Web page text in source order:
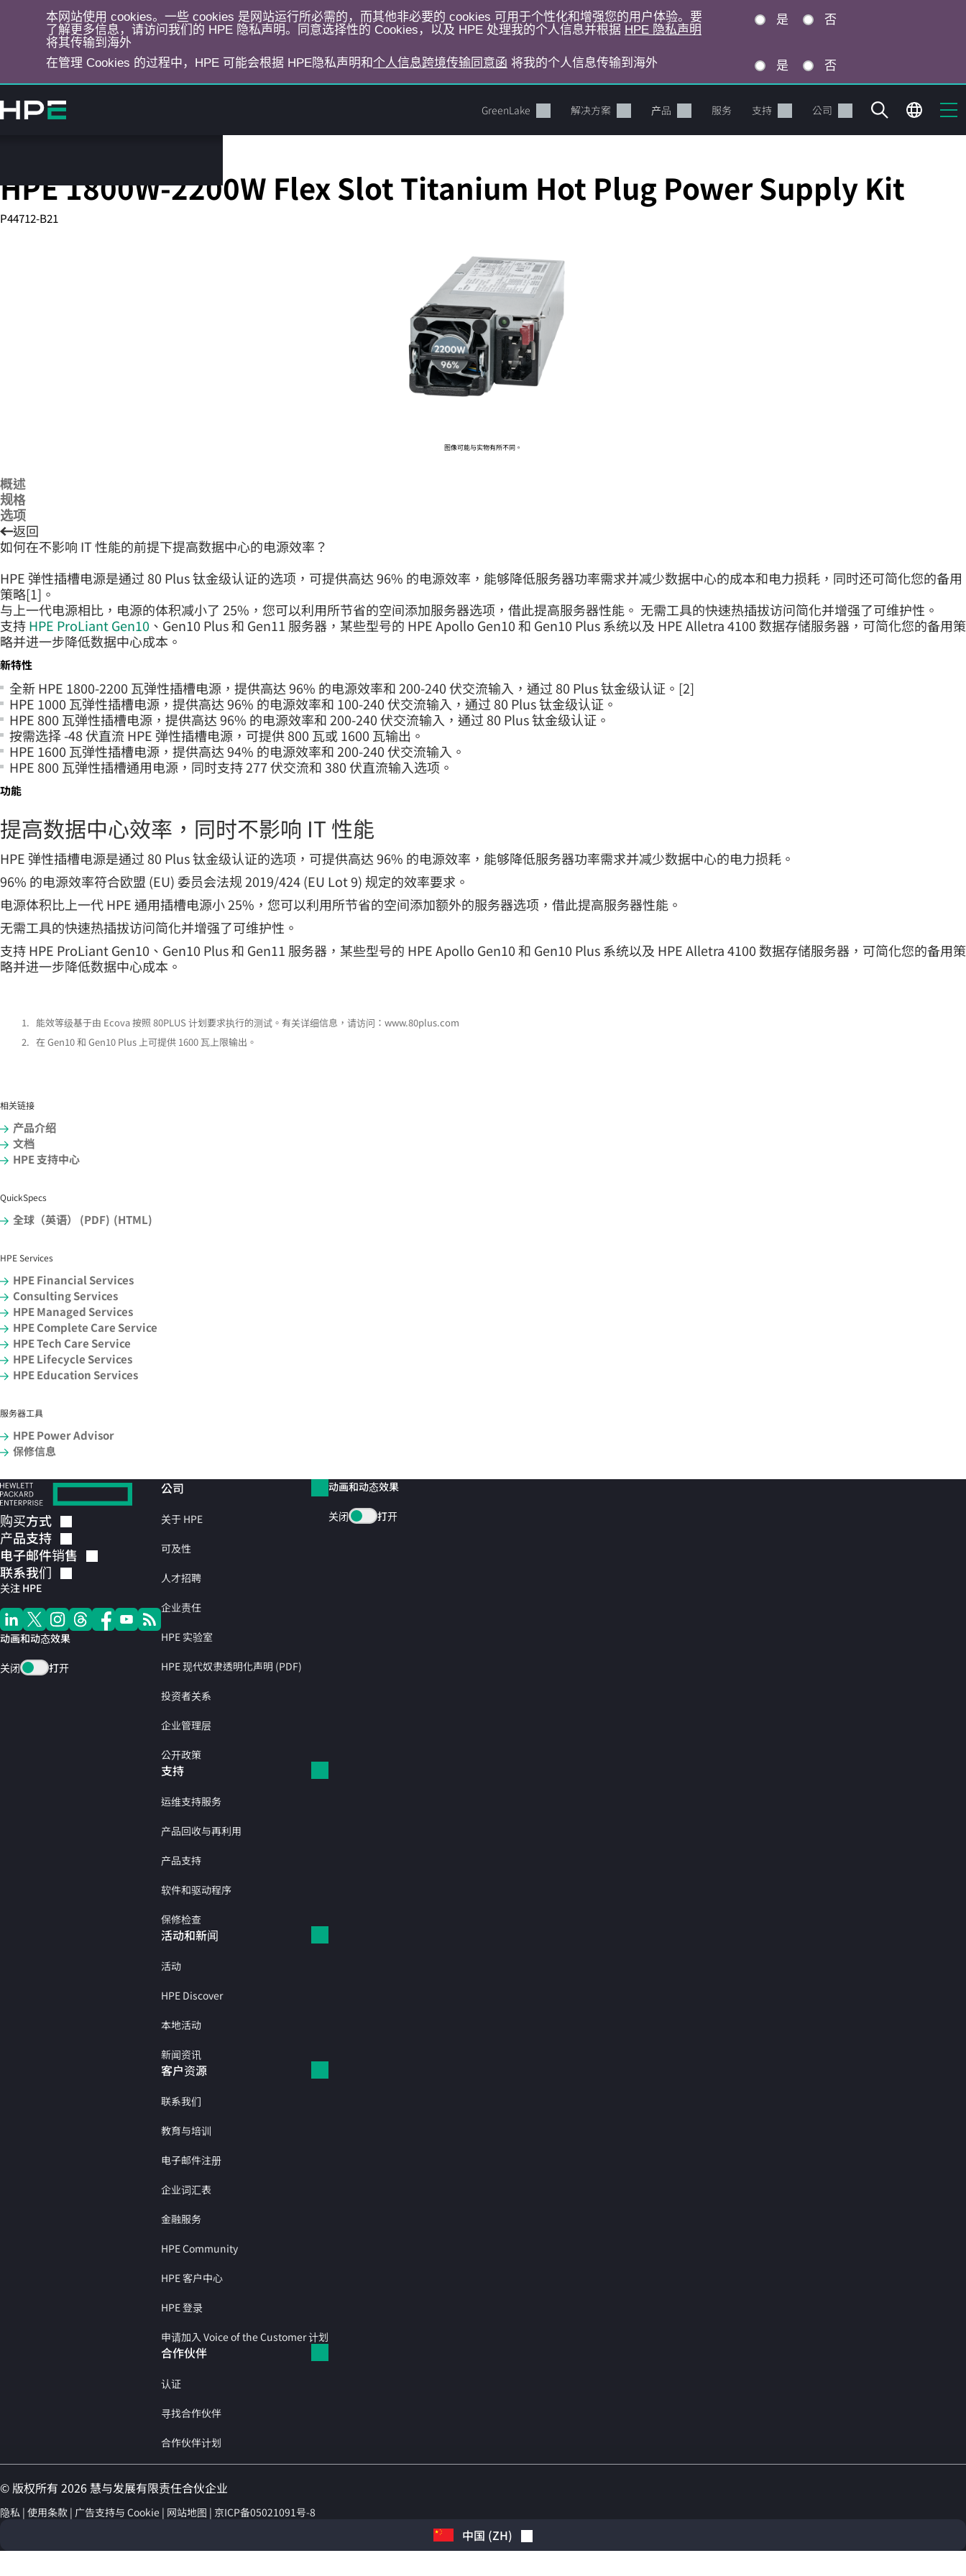
本网站使用 cookies。一些 cookies 是网站运行所必需的，而其他非必要的 cookies 可用于个性化和增强您的用户体验。要
了解更多信息，请访问我们的 HPE 隐私声明。同意选择性的 Cookies，以及 HPE 处理我的个人信息并根据 HPE 隐私声明
将其传输到海外
是 否
在管理 Cookies 的过程中，HPE 可能会根据 HPE隐私声明和 个人信息跨境传输同意函 将我的个人信息传输到海外 是 否
转
到
GreenLake 解决方案 产品 服务 支持 公司
您的购物车目前是空的
前往 HPE 商店浏览、配置和订购。
立即购买
HPE 1800W-2200W Flex Slot Titanium Hot Plug Power Supply Kit
P44712-B21
图像可能与实物有所不同。
概述
规格
选项
返回
如何在不影响 IT 性能的前提下提高数据中心的电源效率？
HPE 弹性插槽电源是通过 80 Plus 钛金级认证的选项，可提供高达 96% 的电源效率，能够降低服务器功率需求并减少数据中心的成本和电力损耗，同时还可简化您的备用
策略[1]。
与上一代电源相比，电源的体积减小了 25%，您可以利用所节省的空间添加服务器选项，借此提高服务器性能。 无需工具的快速热插拔访问简化并增强了可维护性。
支持HPE ProLiant Gen10 、Gen10 Plus 和 Gen11 服务器，某些型号的 HPE Apollo Gen10 和 Gen10 Plus 系统以及 HPE Alletra 4100 数据存储服务器，可简化您的备用策
略并进一步降低数据中心成本。
新特性
全新 HPE 1800-2200 瓦弹性插槽电源，提供高达 96% 的电源效率和 200-240 伏交流输入，通过 80 Plus 钛金级认证。[2]
HPE 1000 瓦弹性插槽电源，提供高达 96% 的电源效率和 100-240 伏交流输入，通过 80 Plus 钛金级认证。
HPE 800 瓦弹性插槽电源，提供高达 96% 的电源效率和 200-240 伏交流输入，通过 80 Plus 钛金级认证。
按需选择 -48 伏直流 HPE 弹性插槽电源，可提供 800 瓦或 1600 瓦输出。
HPE 1600 瓦弹性插槽电源，提供高达 94% 的电源效率和 200-240 伏交流输入。
HPE 800 瓦弹性插槽通用电源，同时支持 277 伏交流和 380 伏直流输入选项。
功能
提高数据中心效率，同时不影响 IT 性能
HPE 弹性插槽电源是通过 80 Plus 钛金级认证的选项，可提供高达 96% 的电源效率，能够降低服务器功率需求并减少数据中心的电力损耗。
96% 的电源效率符合欧盟 (EU) 委员会法规 2019/424 (EU Lot 9) 规定的效率要求。
电源体积比上一代 HPE 通用插槽电源小 25%，您可以利用所节省的空间添加额外的服务器选项，借此提高服务器性能。
无需工具的快速热插拔访问简化并增强了可维护性。
支持 HPE ProLiant Gen10、Gen10 Plus 和 Gen11 服务器，某些型号的 HPE Apollo Gen10 和 Gen10 Plus 系统以及 HPE Alletra 4100 数据存储服务器，可简化您的备用策
略并进一步降低数据中心成本。
1. 能效等级基于由 Ecova 按照 80PLUS 计划要求执行的测试。有关详细信息，请访问：www.80plus.com
2. 在 Gen10 和 Gen10 Plus 上可提供 1600 瓦上限输出。
相关链接
产品介绍
文档
HPE 支持中心
QuickSpecs
全球（英语） (PDF) (HTML)
HPE Services
HPE Financial Services
Consulting Services
HPE Managed Services
HPE Complete Care Service
HPE Tech Care Service
HPE Lifecycle Services
HPE Education Services
服务器工具
HPE Power Advisor
保修信息
购买方式
产品支持
电子邮件销售
联系我们
关注 HPE
动画和动态效果
关闭 打开
公司
关于 HPE
可及性
人才招聘
企业责任
HPE 实验室
HPE 现代奴隶透明化声明 (PDF)
投资者关系
企业管理层
公开政策
支持
运维支持服务
产品回收与再利用
产品支持
软件和驱动程序
保修检查
活动和新闻
活动
HPE Discover
本地活动
新闻资讯
客户资源
联系我们
教育与培训
电子邮件注册
企业词汇表
金融服务
HPE Community
HPE 客户中心
HPE 登录
申请加入 Voice of the Customer 计划
合作伙伴
认证
寻找合作伙伴
合作伙伴计划
动画和动态效果
关闭 打开
© 版权所有 2026 慧与发展有限责任合伙企业
隐私 使用条款 广告支持与 Cookie 网站地图 京ICP备05021091号-8
中国 (ZH)